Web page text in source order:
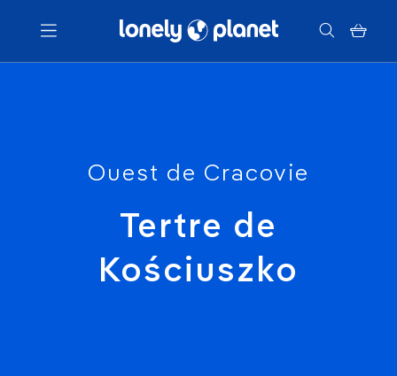
Menu
Ouest de Cracovie
Tertre de
Kościuszko